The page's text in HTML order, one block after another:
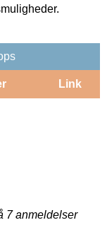
Link
7anmeldelser